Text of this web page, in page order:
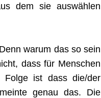
dem sie auswählen
warum das so sein
dass für Menschen
Folge ist dass die/der
genau das. Die